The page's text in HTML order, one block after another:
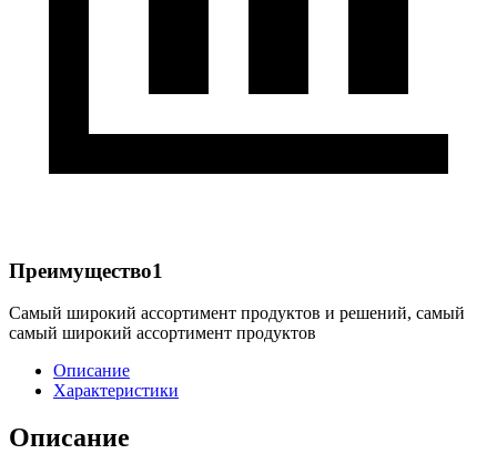
Преимущество1
Самый широкий ассортимент продуктов и решений, самый
самый широкий ассортимент продуктов
Описание
Характеристики
Описание